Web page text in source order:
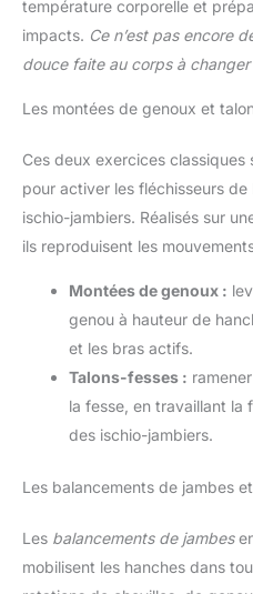
température corporelle et
impacts. Ce n’est pas encore
douce faite au corps à
Les montées de genoux et
Ces deux exercices
pour activer les fléchisseurs
ischio-jambiers. Réalisés sur
ils reproduisent les
Montées de genoux :
genou à hauteur de
et les bras actifs.
Talons-fesses :
la fesse, en travaillant la
des ischio-jambiers.
Les balancements de jambes
Les balancements de jambes
mobilisent les hanches dans